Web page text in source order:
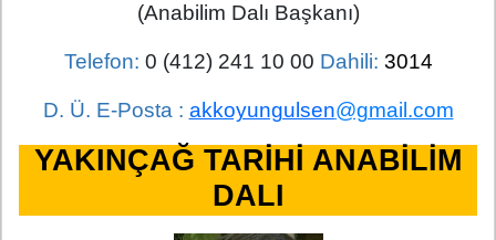
(Anabilim Dalı Başkanı)
Telefon: 0 (412) 241 10 00 Dahili: 3014
D. Ü. E-Posta : akkoyungulsen@gmail.com
YAKINÇAĞ TARİHİ ANABİLİM
DALI